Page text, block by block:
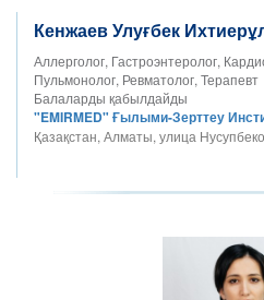
Кенжаев Улуғбек
Аллерголог, Гастроэнтеролог,
Пульмонолог, Ревматолог, Терапевт
Балаларды қабылдайды
"EMIRMED" Ғылыми-Зерттеу
Қазақстан, Алматы, улица